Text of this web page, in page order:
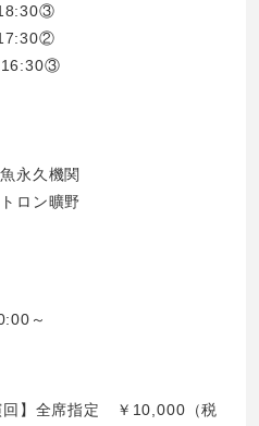
16:30③
永久機関
ロン曠野
～
回】全席指定 ￥10,000（税